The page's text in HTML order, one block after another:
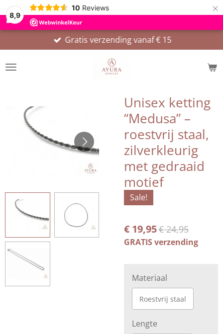
8,9
10 Reviews ×
Gratis verzending vanaf € 15
Unisex ketting
“Medusa” –
roestvrij staal,
zilverkleurig
met gedraaid
motief
Sale!
€ 19,95€ 24,95
GRATIS verzending
Materiaal
Roestvrij staal
Lengte